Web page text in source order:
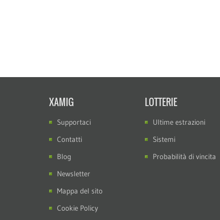
XAMIG
Supportaci
Contatti
Blog
Newsletter
Mappa del sito
Cookie Policy
LOTTERIE
Ultime estrazioni
Sistemi
Probabilità di vincita